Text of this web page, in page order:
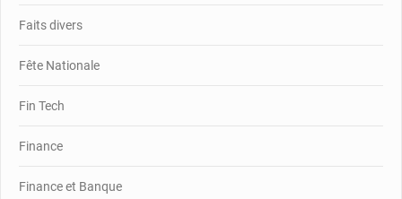
Faits divers
Fête Nationale
Fin Tech
Finance
Finance et Banque